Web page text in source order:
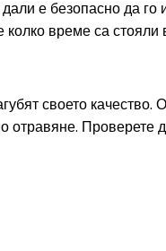
е безопасно да го
време са стояли
своето качество.
отравяне. Проверете